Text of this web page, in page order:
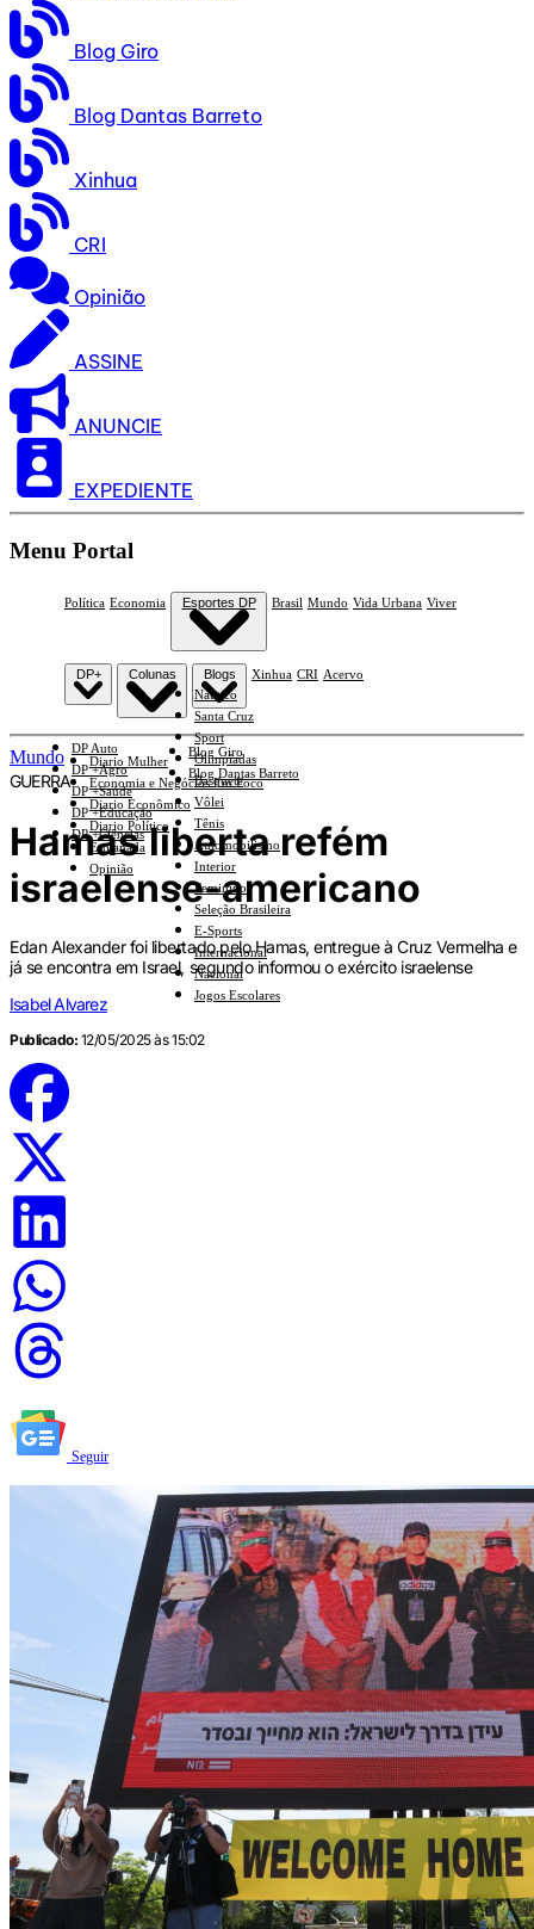
Blog Giro
Blog Dantas Barreto
Xinhua
CRI
Opinião
ASSINE
ANUNCIE
EXPEDIENTE
Menu Portal
Política Economia Esportes DP
Náutico
Santa Cruz
Sport
Olimpíadas
Basquete
Vôlei
Tênis
Automobilismo
Interior
Feminino
Seleção Brasileira
E-Sports
Internacional
Nacional
Jogos Escolares
Brasil Mundo Vida Urbana Viver
DP+
DP Auto
DP +Agro
DP +Saúde
DP +Educação
DP +Ciências
Colunas
Diario Mulher
Economia e Negócios Em Foco
Diario Econômico
Diario Político
Esplanada
Opinião
Blogs
Blog Giro
Blog Dantas Barreto
Xinhua CRI Acervo
Mundo
GUERRA
Hamas liberta refém
israelense-americano
Edan Alexander foi libertado pelo Hamas, entregue à Cruz Vermelha e
já se encontra em Israel, segundo informou o exército israelense
Isabel Alvarez
Publicado: 12/05/2025 às 15:02
Seguir